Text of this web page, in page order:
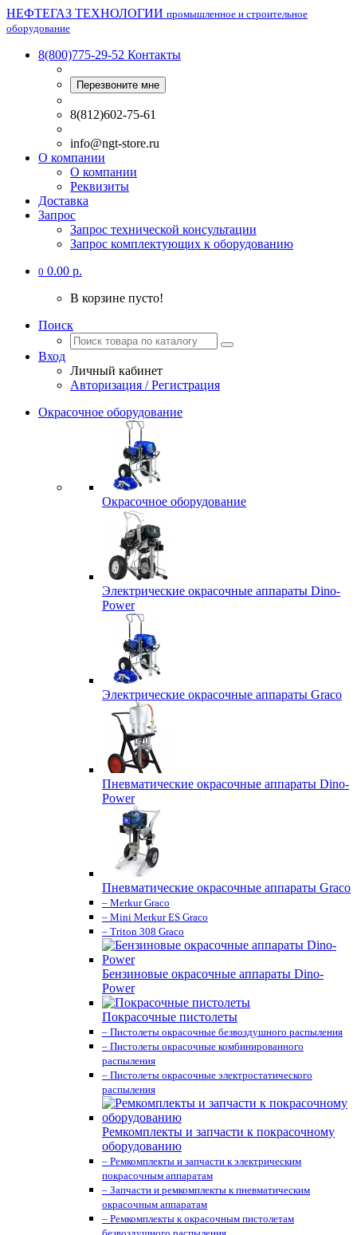
НЕФТЕГАЗ ТЕХНОЛОГИИ промышленное и строительное
оборудование
8(800)775-29-52 Контакты
Перезвоните мне
8(812)602-75-61
info@ngt-store.ru
О компании
О компании
Реквизиты
Доставка
Запрос
Запрос технической консультации
Запрос комплектующих к оборудованию
0 0.00 р.
В корзине пусто!
Поиск
Вход
Личный кабинет
Авторизация / Регистрация
Окрасочное оборудование
Окрасочное оборудование
Электрические окрасочные аппараты Dino-
Power
Электрические окрасочные аппараты Graco
Пневматические окрасочные аппараты Dino-
Power
Пневматические окрасочные аппараты Graco
– Merkur Graco
– Mini Merkur ES Graco
– Triton 308 Graco
Бензиновые окрасочные аппараты Dino-
Power
Покрасочные пистолеты
– Пистолеты окрасочные безвоздушного распыления
– Пистолеты окрасочные комбинированного
распыления
– Пистолеты окрасочные электростатического
распыления
Ремкомплекты и запчасти к покрасочному
оборудованию
– Ремкомплекты и запчасти к электрическим
покрасочным аппаратам
– Запчасти и ремкомплекты к пневматическим
окрасочным аппаратам
– Ремкомплекты к окрасочным пистолетам